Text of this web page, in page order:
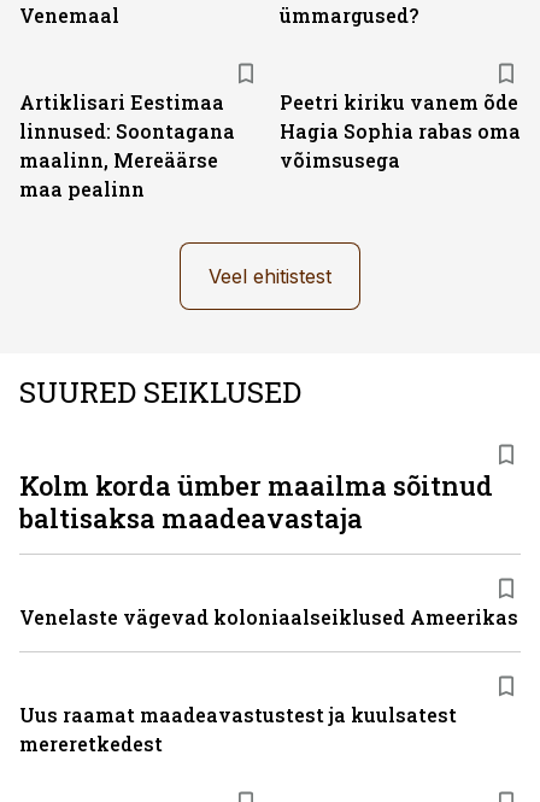
Venemaal
ümmargused?
Artiklisari Eestimaa
linnused: Soontagana
maalinn, Mereäärse
maa pealinn
Peetri kiriku vanem õde
Hagia Sophia rabas oma
võimsusega
Veel ehitistest
SUURED SEIKLUSED
Kolm korda ümber maailma sõitnud
baltisaksa maadeavastaja
Venelaste vägevad koloniaalseiklused Ameerikas
Uus raamat maadeavastustest ja kuulsatest
mereretkedest